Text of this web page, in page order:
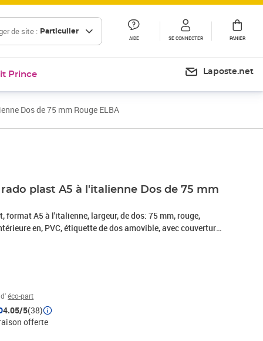
de site : Particulier
AIDE SE CONNECTER PANIER
Prince Laposte.net
Dos de 75 mm Rouge ELBA
plast A5 à l'italienne Dos de 75 mm
format A5 à l'italienne, largeur, de dos: 75 mm, rouge,
en, PVC, étiquette de dos amovible, avec couverture
rado, dimensions: (L)285 X (H)180 mm, (10596 RO)
d'éco-part
4.05/5(38)
offerte